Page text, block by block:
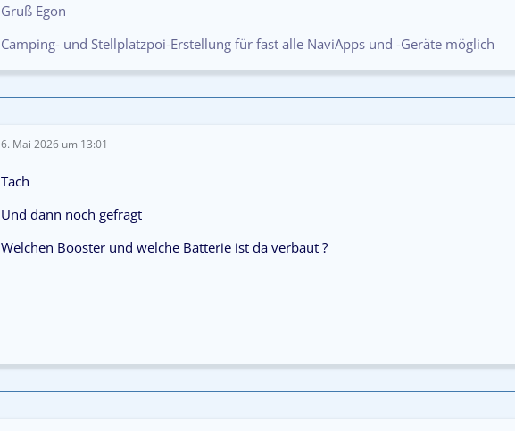
Gruß Egon
Camping- und Stellplatzpoi-Erstellung für fast alle NaviApps und -Geräte möglich
6. Mai 2026 um 13:01
Tach
Und dann noch gefragt
Welchen Booster und welche Batterie ist da verbaut ?